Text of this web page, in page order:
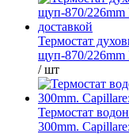
Термостат
щуп-870/226mm
/ шт
Термостат
300mm.